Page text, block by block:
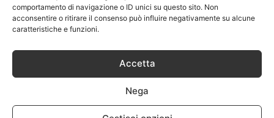
comportamento di navigazione o ID unici su questo sito. Non
acconsentire o ritirare il consenso può influire negativamente su alcune
caratteristiche e funzioni.
Accetta
Nega